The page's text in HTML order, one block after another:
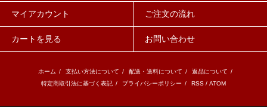
マイアカウント ご注文の流れ
カートを見る お問い合わせ
ホーム / 支払い方法について / 配送・送料について / 返品について /
特定商取引法に基づく表記 / プライバシーポリシー / RSS / ATOM